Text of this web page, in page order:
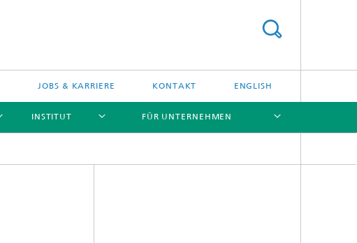
JOBS & KARRIERE KONTAKT ENGLISH
INSTITUT FÜR UNTERNEHMEN